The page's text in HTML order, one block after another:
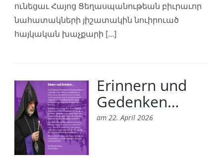
ունեցաւ Հայոց Ցեղասպանութեան բիւրաւոր
նահատակների յիշատակին նուիրուած
հայկական խաչքարի […]
Erinnern und
Gedenken…
am 22. April 2026